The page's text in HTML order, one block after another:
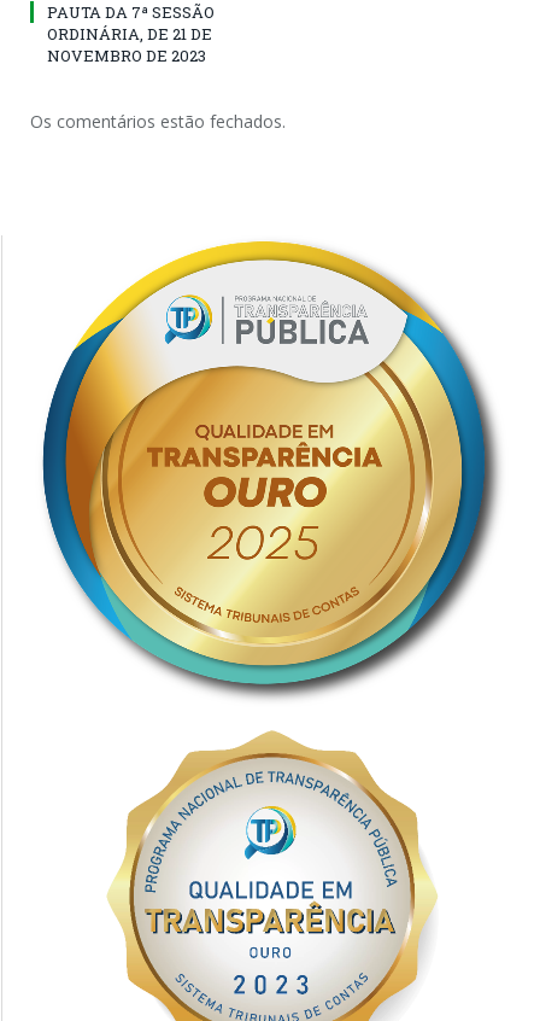
PAUTA DA 7ª SESSÃO
ORDINÁRIA, DE 21 DE
NOVEMBRO DE 2023
Os comentários estão fechados.